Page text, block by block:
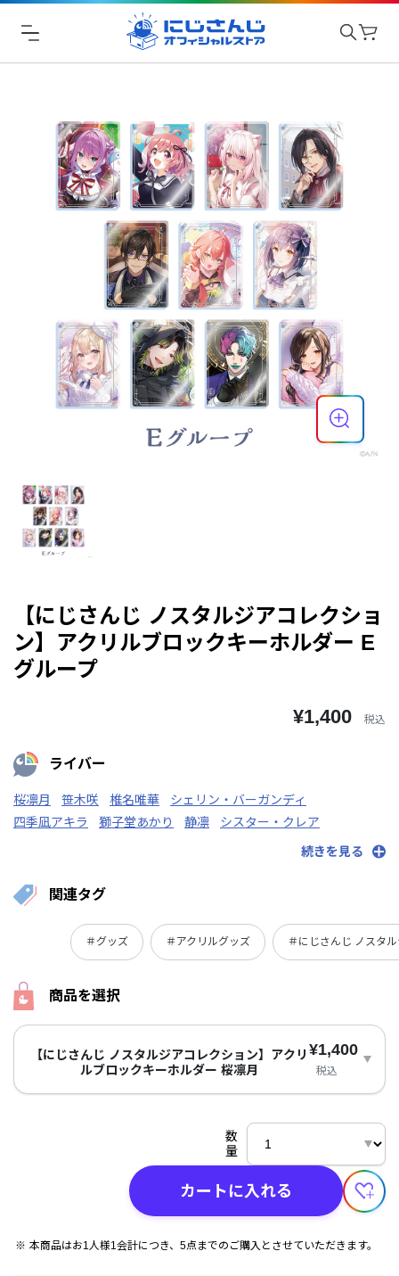
【にじさんじ ノスタルジアコレクショ
ン】アクリルブロックキーホルダー E
グループ
¥1,400 税込
ライバー
桜凛月 笹木咲 椎名唯華
シェリン・バーガンディ
四季凪アキラ
獅子堂あかり 静凛
シスター・クレア
続きを見る
関連タグ
＃グッズ ＃アクリルグッズ ＃にじさんじ ノスタ
商品を選択
【にじさんじ ノスタルジアコレクション】アクリ
ルブロックキーホルダー 桜凛月
¥1,400
税込
数
量
カートに入れる
本商品はお1人様1会計につき、5点までのご購入とさせていただきます。